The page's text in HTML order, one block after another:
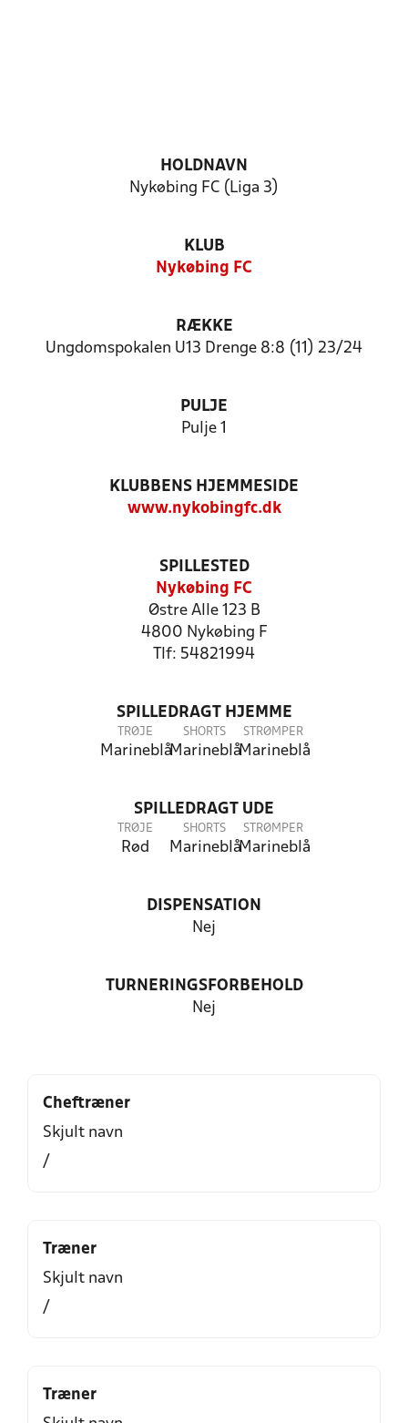
HOLDNAVN
Nykøbing FC (Liga 3)
KLUB
Nykøbing FC
RÆKKE
Ungdomspokalen U13 Drenge 8:8 (11) 23/24
PULJE
Pulje 1
KLUBBENS HJEMMESIDE
www.nykobingfc.dk
SPILLESTED
Nykøbing FC
Østre Alle 123 B
4800 Nykøbing F
Tlf: 54821994
SPILLEDRAGT HJEMME
TRØJE
Marineblå
SHORTS
Marineblå
STRØMPER
Marineblå
SPILLEDRAGT UDE
TRØJE
Rød
SHORTS
Marineblå
STRØMPER
Marineblå
DISPENSATION
Nej
TURNERINGSFORBEHOLD
Nej
Cheftræner
Skjult navn
/
Træner
Skjult navn
/
Træner